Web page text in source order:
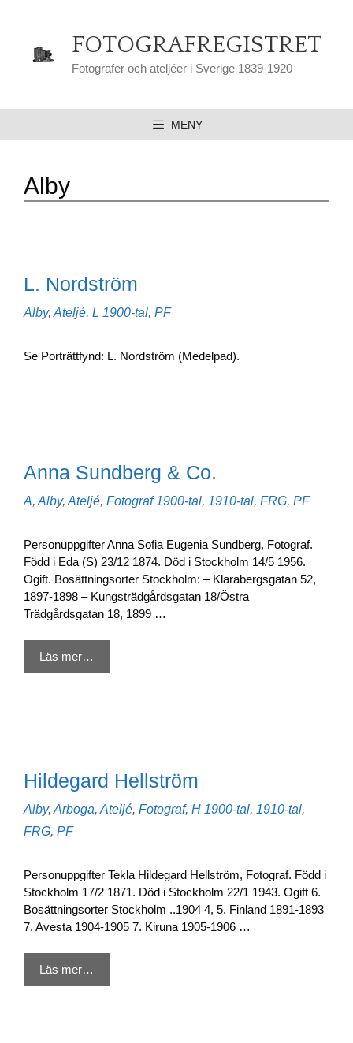
FOTOGRAFREGISTRET
Fotografer och ateljéer i Sverige 1839-1920
MENY
Alby
L. Nordström
Kategorier
Alby, Ateljé, L Etiketter
1900-tal, PF
Se Porträttfynd: L. Nordström (Medelpad).
Anna Sundberg & Co.
Kategorier
A, Alby, Ateljé, Fotograf Etiketter
1900-tal, 1910-tal, FRG, PF
Personuppgifter Anna Sofia Eugenia Sundberg, Fotograf.
Född i Eda (S) 23/12 1874. Död i Stockholm 14/5 1956.
Ogift. Bosättningsorter Stockholm: – Klarabergsgatan 52,
1897-1898 – Kungsträdgårdsgatan 18/Östra
Trädgårdsgatan 18, 1899 …
Läs mer…
Hildegard Hellström
Kategorier
Alby, Arboga, Ateljé, Fotograf, H Etiketter
1900-tal, 1910-tal,
FRG, PF
Personuppgifter Tekla Hildegard Hellström, Fotograf. Född i
Stockholm 17/2 1871. Död i Stockholm 22/1 1943. Ogift 6.
Bosättningsorter Stockholm ..1904 4, 5. Finland 1891-1893
7. Avesta 1904-1905 7. Kiruna 1905-1906 …
Läs mer…